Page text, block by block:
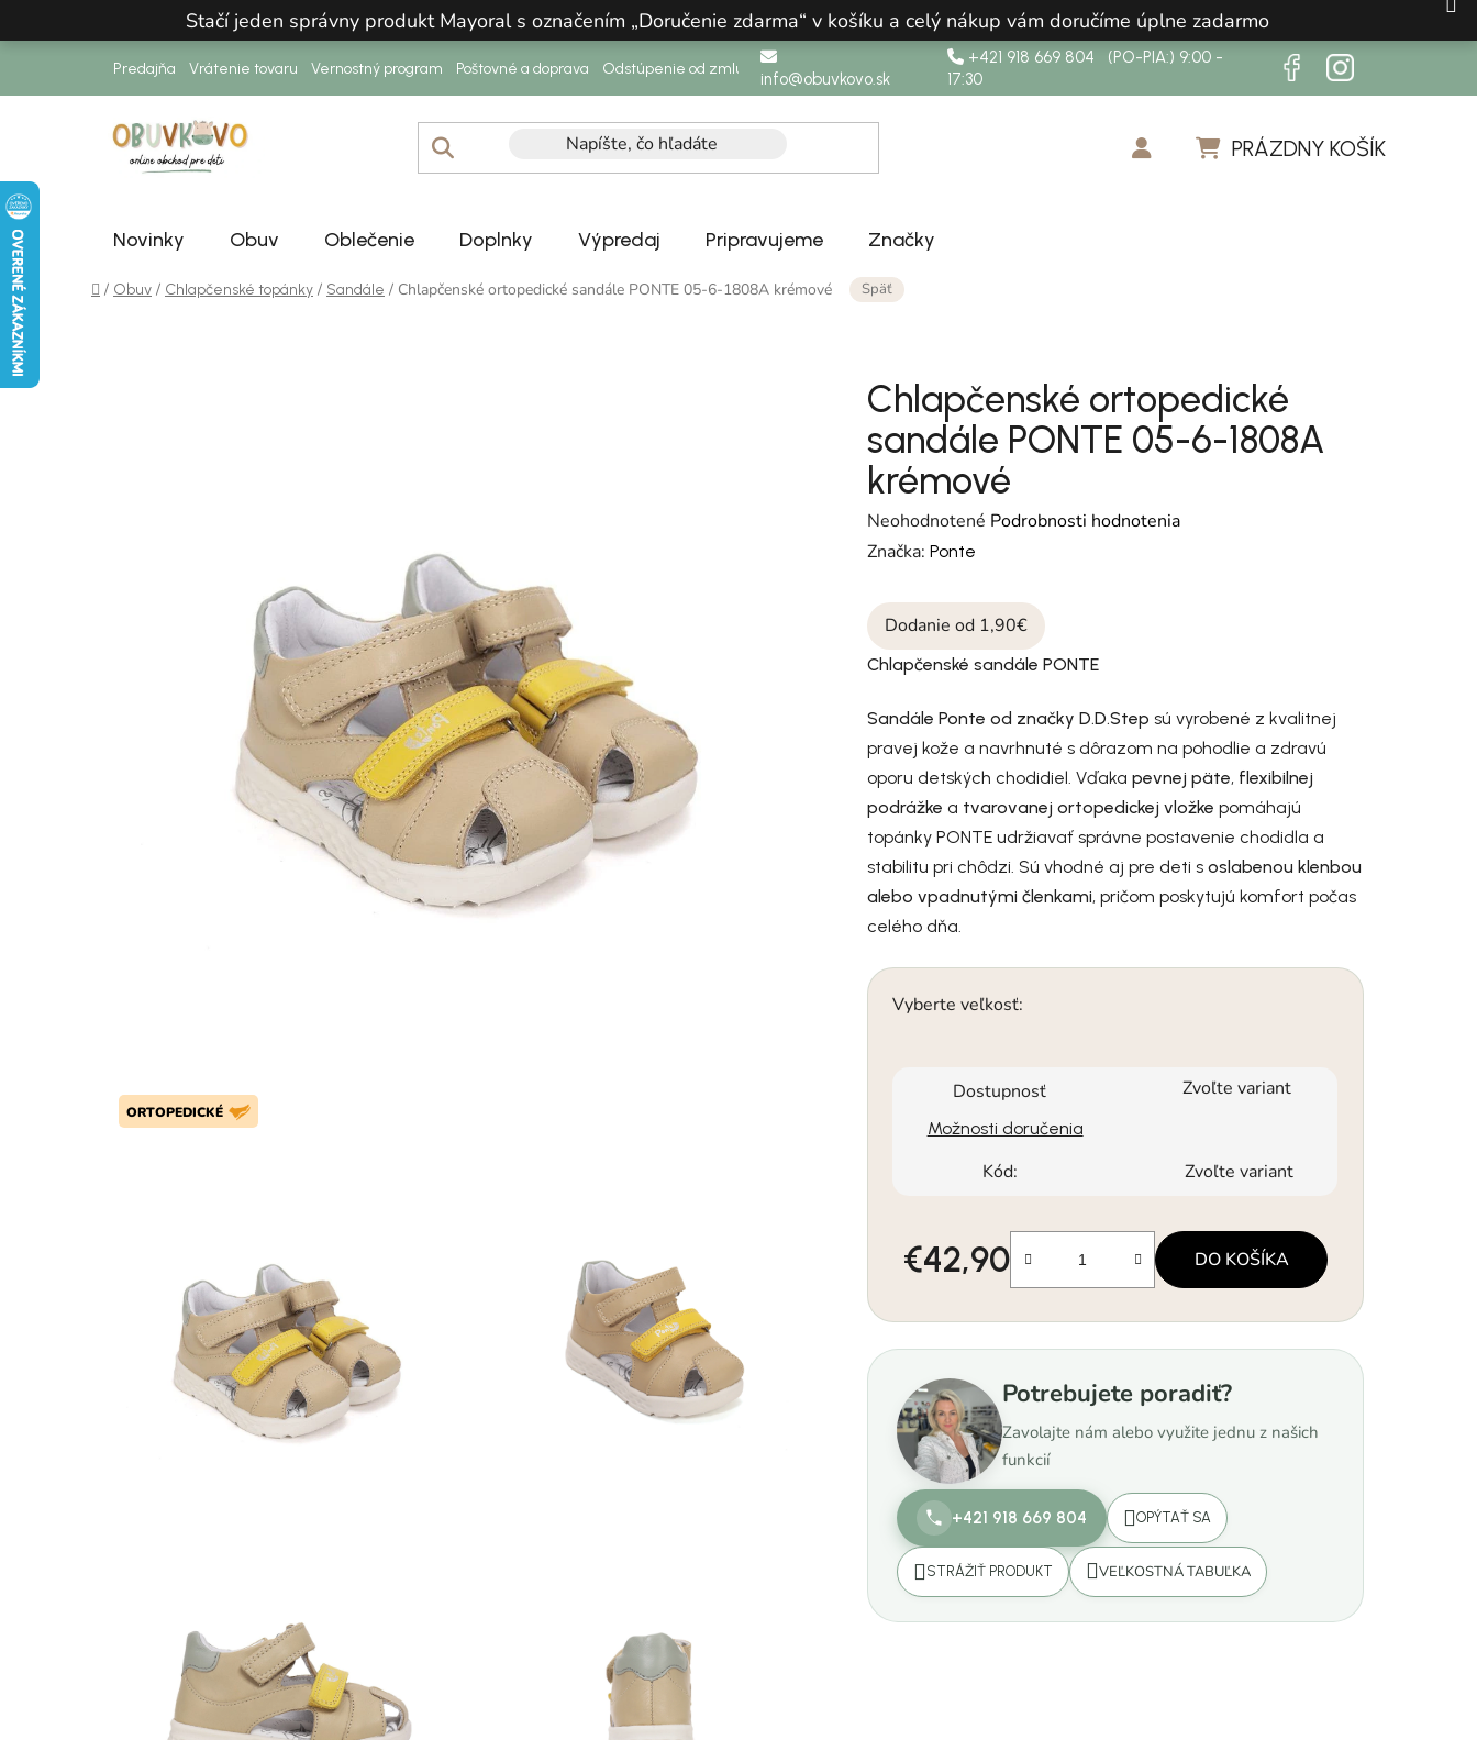
Stačí jeden správny produkt Mayoral s označením „Doručenie zdarma“ v košíku a celý nákup vám doručíme úplne zadarmo
Predajňa Vrátenie tovaru Vernostný program Poštovné a doprava Odstúpenie od zmluvy info@obuvkovo.sk
+421 918 669 804 (PO-PIA:) 9:00 -
17:30
PRÁZDNY KOŠÍK
Novinky Obuv Oblečenie Doplnky Výpredaj Pripravujeme Značky
Domov
/ Obuv / Chlapčenské topánky / Sandále / Chlapčenské ortopedické sandále PONTE 05-6-1808A krémové Späť
Chlapčenské ortopedické
sandále PONTE 05-6-1808A
krémové
Priemerné hodnotenie produktu je 0,0 z 5 hviezdičiek.
Neohodnotené Podrobnosti hodnotenia
Značka:Ponte
Dodanie od 1,90€
Chlapčenské sandále PONTE
Sandále Ponte od značky D.D.Step sú vyrobené z kvalitnej
pravej kože a navrhnuté s dôrazom na pohodlie a zdravú
oporu detských chodidiel. Vďakapevnej päte, flexibilnej
podrážke a tvarovanej ortopedickej vložke pomáhajú
topánky PONTE udržiavať správne postavenie chodidla a
stabilitu pri chôdzi. Sú vhodné aj pre deti soslabenou klenbou
alebo vpadnutými členkami, pričom poskytujú komfort počas
celého dňa.
Vyberte veľkosť:
Dostupnosť Zvoľte variant
Možnosti doručenia
Kód: Zvoľte variant
€42,90
Jednotková cena:
DO KOŠÍKA
Potrebujete poradiť?
Zavolajte nám alebo využite jednu z našich
funkcií
+421 918 669 804 OPÝTAŤ SA
STRÁŽIŤ PRODUKT VEĽKOSTNÁ TABUĽKA
ORTOPEDICKÉ